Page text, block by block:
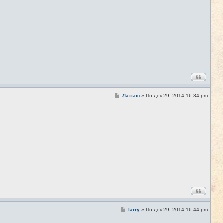
#32
С
о
Латыш » Пн дек 29, 2014 16:34 pm
#33
С
о
larry » Пн дек 29, 2014 16:44 pm